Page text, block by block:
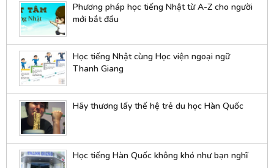
Phương pháp học tiếng Nhật từ A-Z cho người
mới bắt đầu
Học tiếng Nhật cùng Học viện ngoại ngữ
Thanh Giang
Hãy thương lấy thế hệ trẻ du học Hàn Quốc
Học tiếng Hàn Quốc không khó như bạn nghĩ